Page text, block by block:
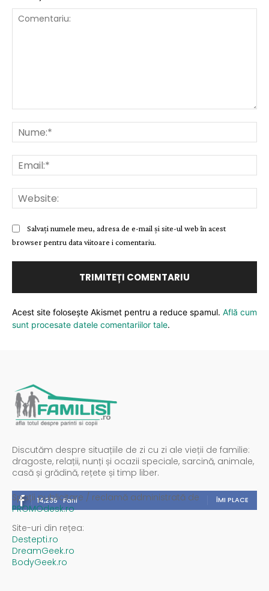
Salvați numele meu, adresa de e-mail și site-ul web în acest
browser pentru data viitoare i comentariu.
Acest site folosește Akismet pentru a reduce spamul. Află cum
sunt procesate datele comentariilor tale.
Discutăm despre situațiile de zi cu zi ale vieții de familie:
dragoste, relații, nunți și ocazii speciale, sarcină, animale,
casă și grădină, rețete și timp liber.
14,235 Fani ÎMI PLACE
Spații publicitare / reclamă administrată de
PROMOdesk.ro
Site-uri din rețea:
Destepti.ro
DreamGeek.ro
BodyGeek.ro